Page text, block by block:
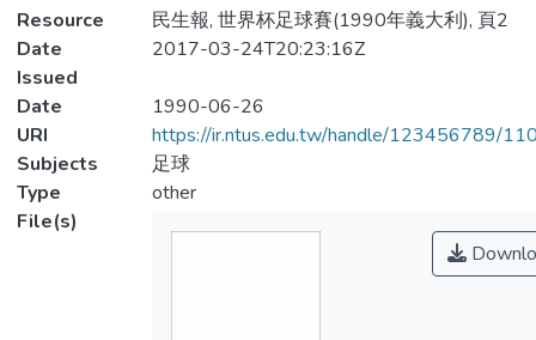
Resource
民生報, 世界杯足球賽(1990年義大利), 頁2
Date
Issued
2017-03-24T20:23:16Z
Date
1990-06-26
URI
https://ir.ntus.edu.tw/handle/123456789/
Subjects
足球
Type
other
File(s)